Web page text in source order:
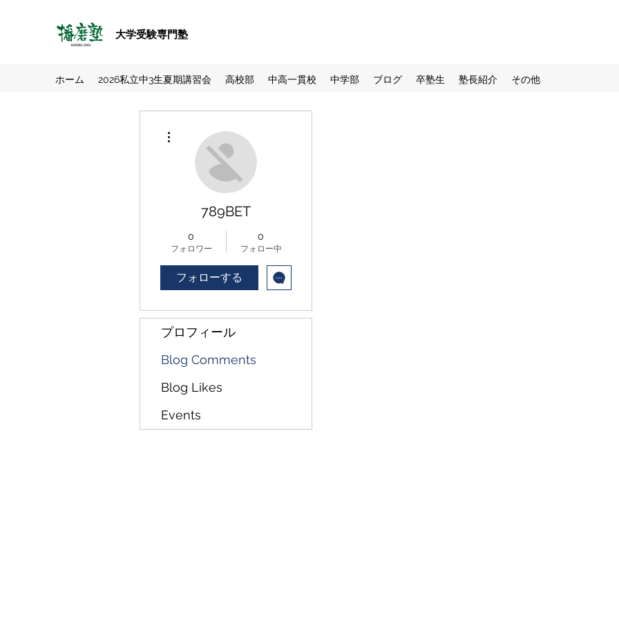
大学受験専門塾
ホーム 2026私立中3生夏期講習会 高校部 中高一貫校 中学部 ブログ 卒塾生 塾長紹介 その他
789BET
0
フォロワー
0
フォロー中
フォローする
プロフィール
Blog Comments
Blog Likes
Events